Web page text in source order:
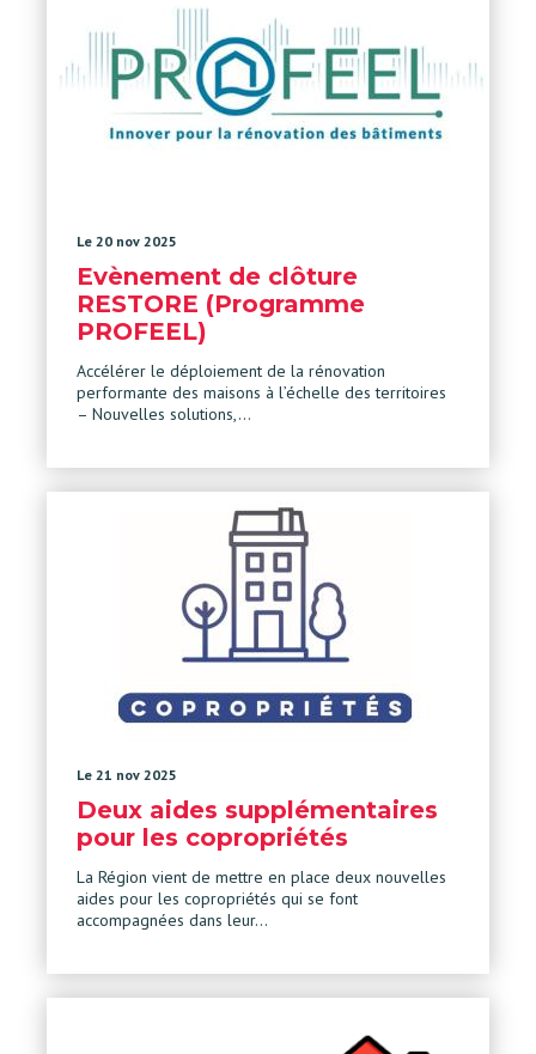
Le 20 nov 2025
Evènement de clôture
RESTORE (Programme
PROFEEL)
Accélérer le déploiement de la rénovation
performante des maisons à l’échelle des territoires
– Nouvelles solutions,…
Le 21 nov 2025
Deux aides supplémentaires
pour les copropriétés
La Région vient de mettre en place deux nouvelles
aides pour les copropriétés qui se font
accompagnées dans leur…